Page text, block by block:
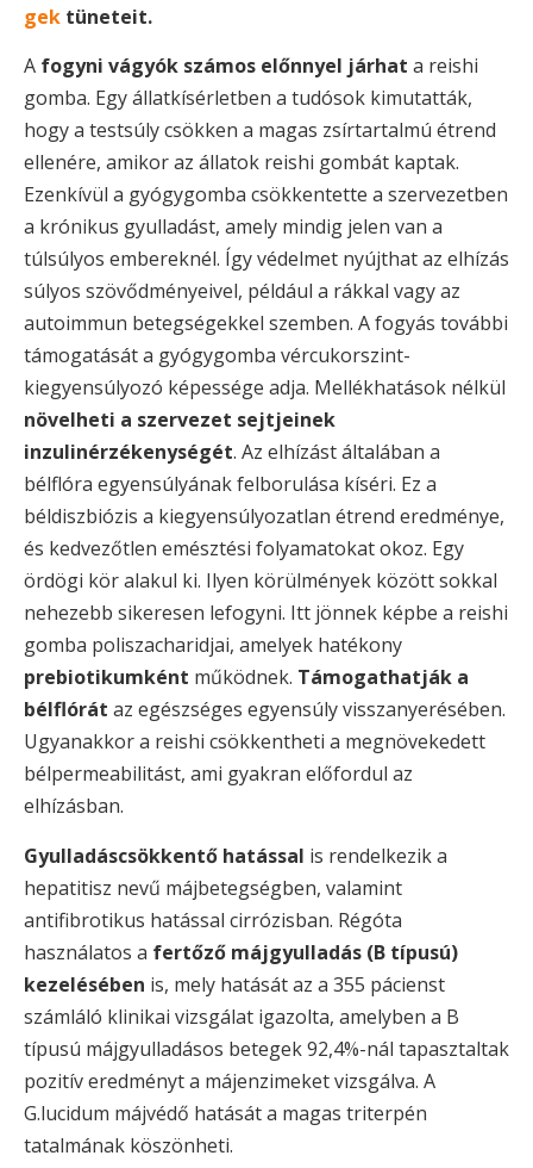
gek tüneteit.
A fogyni vágyók számos előnnyel járhat a reishi
gomba. Egy állatkísérletben a tudósok kimutatták,
hogy a testsúly csökken a magas zsírtartalmú étrend
ellenére, amikor az állatok reishi gombát kaptak.
Ezenkívül a gyógygomba csökkentette a szervezetben
a krónikus gyulladást, amely mindig jelen van a
túlsúlyos embereknél. Így védelmet nyújthat az elhízás
súlyos szövődményeivel, például a rákkal vagy az
autoimmun betegségekkel szemben. A fogyás további
támogatását a gyógygomba vércukorszint-
kiegyensúlyozó képessége adja. Mellékhatások nélkül
növelheti a szervezet sejtjeinek
inzulinérzékenységét. Az elhízást általában a
bélflóra egyensúlyának felborulása kíséri. Ez a
béldiszbiózis a kiegyensúlyozatlan étrend eredménye,
és kedvezőtlen emésztési folyamatokat okoz. Egy
ördögi kör alakul ki. Ilyen körülmények között sokkal
nehezebb sikeresen lefogyni. Itt jönnek képbe a reishi
gomba poliszacharidjai, amelyek hatékony
prebiotikumként működnek. Támogathatják a
bélflórát az egészséges egyensúly visszanyerésében.
Ugyanakkor a reishi csökkentheti a megnövekedett
bélpermeabilitást, ami gyakran előfordul az
elhízásban.
Gyulladáscsökkentő hatással is rendelkezik a
hepatitisz nevű májbetegségben, valamint
antifibrotikus hatással cirrózisban. Régóta
használatos a fertőző májgyulladás (B típusú)
kezelésében is, mely hatását az a 355 pácienst
számláló klinikai vizsgálat igazolta, amelyben a B
típusú májgyulladásos betegek 92,4%-nál tapasztaltak
pozitív eredményt a májenzimeket vizsgálva. A
G.lucidum májvédő hatását a magas triterpén
tatalmának köszönheti.